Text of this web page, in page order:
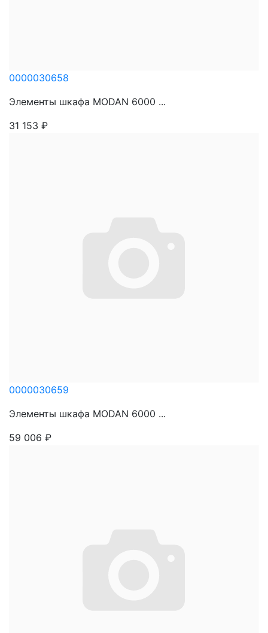
0000030658
Элементы шкафа MODAN 6000 ...
31 153 ₽
0000030659
Элементы шкафа MODAN 6000 ...
59 006 ₽